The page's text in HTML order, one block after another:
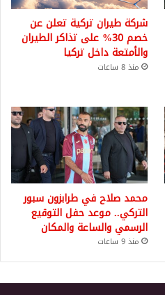
شركة طيران تركية تعلن عن
خصم 30% على تذاكر الطيران
والأمتعة داخل تركيا
منذ 8 ساعات
محمد صلاح في طرابزون سبور
التركي.. موعد حفل التوقيع
الرسمي والساعة والمكان
منذ 9 ساعات